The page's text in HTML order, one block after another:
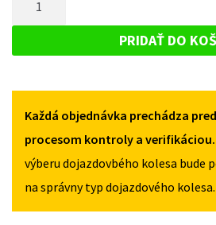
B
2014
OPEL
2007-
2014
115/70R15
PRIDAŤ DO
Každá objednávka prechádza
procesom kontroly a verifikáciou.
výberu dojazdovbého kolesa bude
na správny typ dojazdového kolesa.